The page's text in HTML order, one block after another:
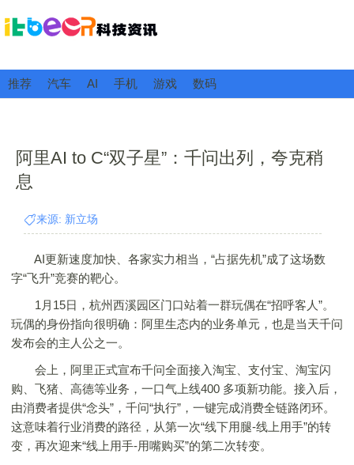
推荐 汽车 AI 手机 游戏 数码
阿里AI to C“双子星”：千问出列，夸克稍
息
来源: 新立场
AI更新速度加快、各家实力相当，“占据先机”成了这场数
字“飞升”竞赛的靶心。
1月15日，杭州西溪园区门口站着一群玩偶在“招呼客人”。
玩偶的身份指向很明确：阿里生态内的业务单元，也是当天千问
发布会的主人公之一。
会上，阿里正式宣布千问全面接入淘宝、支付宝、淘宝闪
购、飞猪、高德等业务，一口气上线400 多项新功能。接入后，
由消费者提供“念头”，千问“执行”，一键完成消费全链路闭环。
这意味着行业消费的路径，从第一次“线下用腿-线上用手”的转
变，再次迎来“线上用手-用嘴购买”的第二次转变。